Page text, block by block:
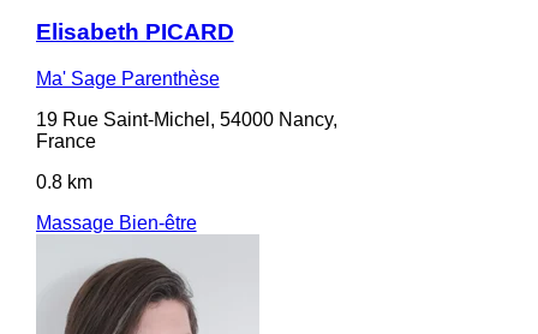
Elisabeth PICARD
Ma' Sage Parenthèse
19 Rue Saint-Michel, 54000 Nancy,
France
0.8 km
Massage Bien-être